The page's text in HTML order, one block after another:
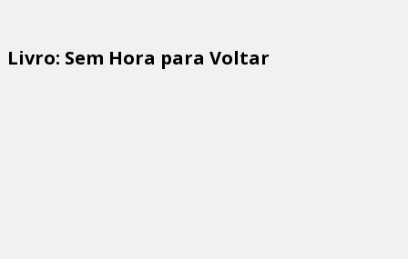
Livro: Sem Hora para Voltar